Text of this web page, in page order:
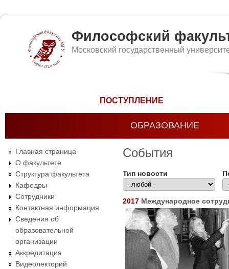
Философский
Московский государственный
ПОСТУПЛЕНИЕ
ОБРАЗОВАНИЕ
Главная страница
О факультете
Структура факультета
Кафедры
Сотрудники
Контактная информация
Сведения об
образовательной
организации
Аккредитация
Видеолекторий
События
Тип новости
2017 Международное